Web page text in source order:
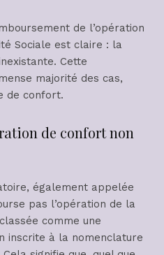
de l’opération
Sociale est claire : la
Cette
majorité des cas,
de confort.
de confort non
également appelée
pas l’opération de la
comme une
inscrite à la nomenclature